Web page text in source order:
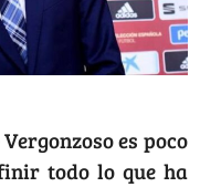
Vergonzoso es poco
todo lo que ha